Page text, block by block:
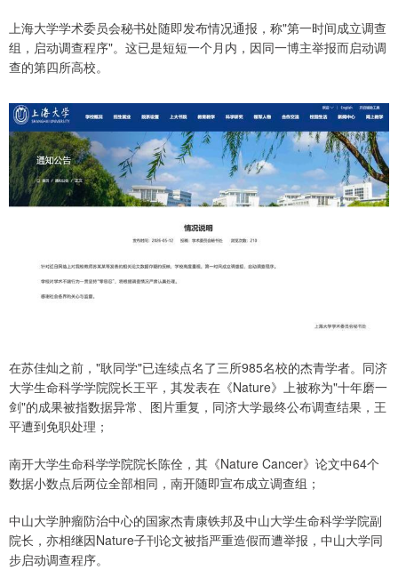
上海大学学术委员会秘书处随即发布情况通报，称"第一时间成立调查
组，启动调查程序"。这已是短短一个月内，因同一博主举报而启动调
查的第四所高校。
在苏佳灿之前，"耿同学"已连续点名了三所985名校的杰青学者。同济
大学生命科学学院院长王平，其发表在《Nature》上被称为"十年磨一
剑"的成果被指数据异常、图片重复，同济大学最终公布调查结果，王
平遭到免职处理；
南开大学生命科学学院院长陈佺，其《Nature Cancer》论文中64个
数据小数点后两位全部相同，南开随即宣布成立调查组；
中山大学肿瘤防治中心的国家杰青康铁邦及中山大学生命科学学院副
院长，亦相继因Nature子刊论文被指严重造假而遭举报，中山大学同
步启动调查程序。